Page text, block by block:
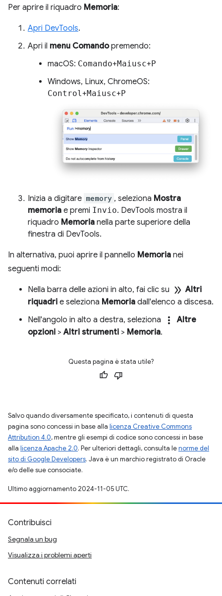
Per aprire il riquadro Memoria:
Apri DevTools.
Apri il menu Comandopremendo:
macOS: Comando+Maiusc+P
Windows, Linux, ChromeOS:
Control+Maiusc+P
Inizia a digitare memory , seleziona Mostra
memoria e premi Invio. DevTools mostra il
riquadro Memoria nella parte superiore della
finestra di DevTools.
In alternativa, puoi aprire il pannello Memoria nei
seguenti modi:
Nella barra delle azioni in alto, fai clic su double_arrow Altri
riquadri e seleziona Memoria dall'elenco a discesa.
Nell'angolo in alto a destra, seleziona
more_vert
Altre
opzioni >Altri strumenti > Memoria.
Questa pagina è stata utile?
Salvo quando diversamente specificato, i contenuti di questa
pagina sono concessi in base alla licenza Creative Commons
Attribution 4.0, mentre gli esempi di codice sono concessi in base
alla licenza Apache 2.0. Per ulteriori dettagli, consulta lenorme del
sito di Google Developers. Java è un marchio registrato di Oracle
e/o delle sue consociate.
Ultimo aggiornamento 2024-11-05 UTC.
Contribuisci
Segnala un bug
Visualizza i problemi aperti
Contenuti correlati